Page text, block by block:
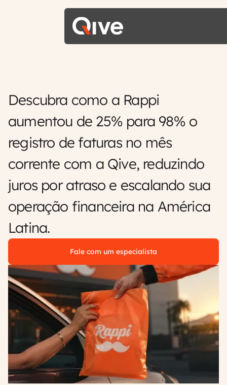
Descubra como a Rappi
aumentou de 25% para 98% o
registro de faturas no mês
corrente com a Qive, reduzindo
juros por atraso e escalando sua
operação financeira na América
Latina.
Fale com um especialista